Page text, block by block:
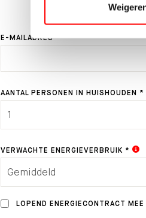
E-MAILADRES *
AANTAL PERSONEN IN HUISHOUDEN *
VERWACHTE ENERGIEVERBRUIK *
LOPEND ENERGIECONTRACT